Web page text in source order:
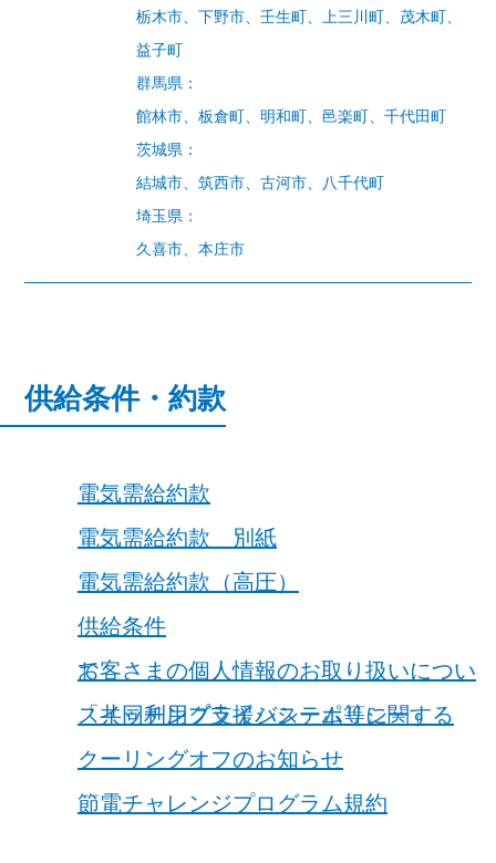
栃木市、下野市、壬生町、上三川町、茂木町、
益子町
群馬県：
館林市、板倉町、明和町、邑楽町、千代田町
茨城県：
結城市、筑西市、古河市、八千代町
埼玉県：
久喜市、本庄市
供給条件・約款
電気需給約款
電気需給約款 別紙
電気需給約款（高圧）
供給条件
お客さまの個人情報のお取り扱いについて
スイッチング支援システム等に関する「共同利用プライバシーポリシー」
クーリングオフのお知らせ
節電チャレンジプログラム規約